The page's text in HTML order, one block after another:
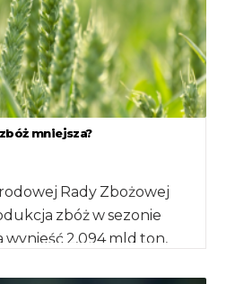
mniejsza?
Rady Zbożowej
zbóż w sezonie
wynieść 2,094 mld ton,